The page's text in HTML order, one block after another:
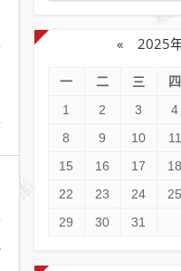
« 2025
一 二 三 四
1
2 3 4
8
9 10 11
15
16 17 18
22
23 24 25
29
30 31